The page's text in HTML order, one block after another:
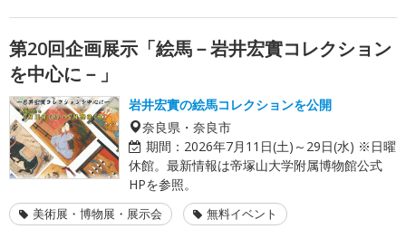
第20回企画展示「絵馬－岩井宏實コレクション
を中心に－」
岩井宏實の絵馬コレクションを公開
奈良県・奈良市
期間： 2026年7月11日(土)～29日(水) ※日曜
休館。最新情報は帝塚山大学附属博物館公式
HPを参照。
美術展・博物展・展示会 無料イベント